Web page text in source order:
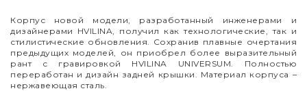
Корпус новой модели, разработанный инженерами и
дизайнерами HVILINA, получил как технологические, так и
стилистические обновления. Сохранив плавные очертания
предыдущих моделей, он приобрел более выразительный
рант с гравировкой HVILINA UNIVERSUM. Полностью
переработан и дизайн задней крышки. Материал корпуса –
нержавеющая сталь.